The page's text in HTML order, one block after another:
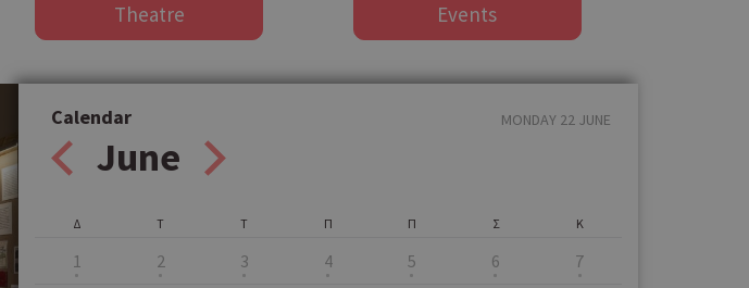
Theatre Events
Calendar
June
MONDAY 22 JUNE
Δ
1
Τ
2
Τ
3
Π
4
Π
5
Σ
6
Κ
7